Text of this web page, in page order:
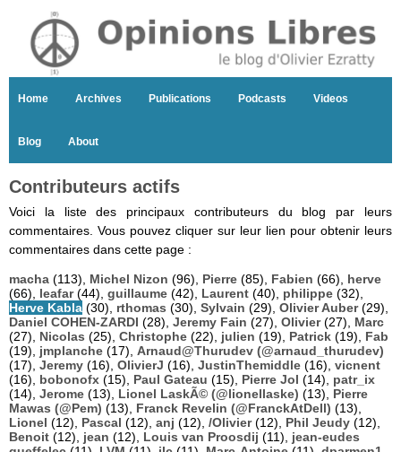
Home Archives Publications Podcasts Videos
Blog About
Contributeurs actifs
Voici la liste des principaux contributeurs du blog par leurs
commentaires. Vous pouvez cliquer sur leur lien pour obtenir leurs
commentaires dans cette page :
macha (113), Michel Nizon (96), Pierre (85), Fabien (66), herve
(66), leafar(44), guillaume (42), Laurent (40), philippe (32),
Herve Kabla (30), rthomas (30), Sylvain (29), Olivier Auber(29),
Daniel COHEN-ZARDI (28), Jeremy Fain (27), Olivier(27), Marc
(27), Nicolas (25), Christophe (22), julien (19), Patrick (19), Fab
(19), jmplanche (17), Arnaud@Thurudev (@arnaud_thurudev)
(17), Jeremy (16), OlivierJ (16), JustinThemiddle (16), vicnent
(16), bobonofx (15), Paul Gateau (15), Pierre Jol (14), patr_ix
(14), Jerome (13), Lionel LaskÃ© (@lionellaske) (13), Pierre
Mawas (@Pem) (13), Franck Revelin (@FranckAtDell) (13),
Lionel (12), Pascal (12), anj (12), /Olivier(12), Phil Jeudy (12),
Benoit (12), jean (12), Louis van Proosdij (11), jean-eudes